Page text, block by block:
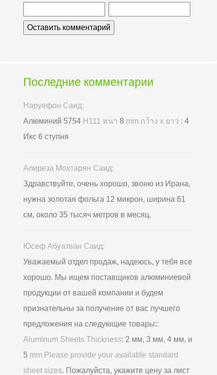
Последние комментарии
Наруефон Саид:
Алюминий 5754 H111 หนา 8 mm กว้าง x ยาว : 4
Икс 6 ступня
Алиреза Мохтарян Саид:
Здравствуйте, очень хорошо, звоню из Ирана,
нужна золотая фольга 12 микрон, ширина 61
см, около 35 тысяч метров в месяц.
Юсеф Абуатван Саид:
Уважаемый отдел продаж, надеюсь, у тебя все
хорошо. Мы ищем поставщиков алюминиевой
продукции от вашей компании и будем
признательны за получение от вас лучшего
предложения на следующие товары::
Aluminum Sheets Thickness: 2 мм, 3 мм, 4 мм, и
5 mm Please provide your available standard
sheet sizes. Пожалуйста, укажите цену за лист